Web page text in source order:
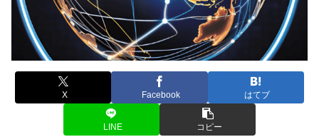
X Facebook はてブ
LINE コピー